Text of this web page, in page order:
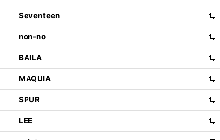
開
く
ウ
で
開
く
ン
ド
ウ
で
開
く
Seventeen
新
し
い
ウ
ィ
ン
ド
ウ
で
開
く
non-no
新
し
い
ウ
ィ
ン
ド
ウ
で
開
BAILA
新
し
い
ウ
ィ
ン
ド
ウ
MAQUIA
新
し
い
ウ
ィ
ン
SPUR
新
し
い
ウ
LEE
新
し